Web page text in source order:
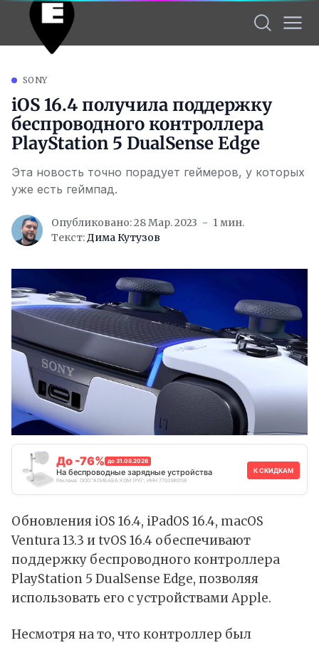
SONY
iOS 16.4 получила поддержку
беспроводного контроллера
PlayStation 5 DualSense Edge
Эта новость точно порадует геймеров, у которых
уже есть геймпад.
Опубликовано: 28 Мар. 2023
1 мин.
Текст:Дима Кутузов
До -76% до 31.08.2026
На беспроводные зарядные устройства
Реклама. ООО "АЛИБАБА.КОМ (РУ)", ИНН 7703380158
К СКИДКАМ
Обновления iOS 16.4, iPadOS 16.4, macOS
Ventura 13.3 и tvOS 16.4 обеспечивают
поддержку беспроводного контроллера
PlayStation 5 DualSense Edge, позволяя
использовать его с устройствами Apple.
Несмотря на то, что контроллер был